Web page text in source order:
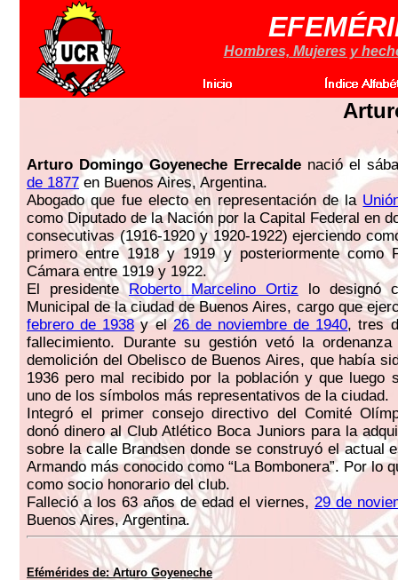
Hombres, Mujeres y
Arturo Domingo Goyeneche Errecalde nació el
de 1877en Buenos Aires, Argentina.
Abogado que fue electo en representación de la
como Diputado de la Nación por la Capital Federal en
consecutivas (1916-1920 y 1920-1922) ejerciendo
primero entre 1918 y 1919 y posteriormente como
Cámara entre 1919 y 1922.
El presidenteRoberto Marcelino Ortiz lo designó
Municipal de la ciudad de Buenos Aires, cargo que
febrero de 1938y el26 de noviembre de 1940, tres
fallecimiento. Durante su gestión vetó la
demolición del Obelisco de Buenos Aires, que había
1936 pero mal recibido por la población y que luego
uno de los símbolos más representativos de la ciudad.
Integró el primer consejo directivo del Comité
donó dinero al Club Atlético Boca Juniors para la
sobre la calle Brandsen donde se construyó el actual
Armando más conocido como “La Bombonera”. Por lo
como socio honorario del club.
Falleció a los 63 años de edad el viernes, 29 de
Buenos Aires, Argentina.
Efémérides de: Arturo Goyeneche